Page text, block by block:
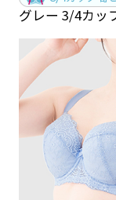
グレー 3/4カッ